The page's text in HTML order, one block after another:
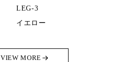
LEG-3
イエロー
VIEW MORE